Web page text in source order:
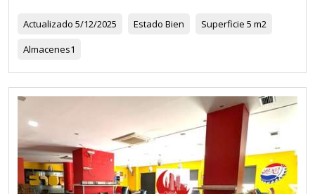
Actualizado 5/12/2025 Estado Bien Superficie 5 m2
Almacenes1